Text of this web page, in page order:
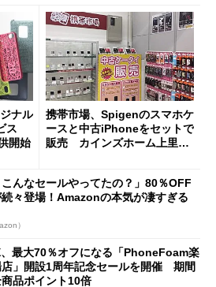
ナル
ス
開始
携帯市場、Spigenのスマホケ
ースと中古iPhoneをセットで
販売 カインズホーム上里本
こんなセールやってたの？」80％OFF
々登場！Amazonの本気が凄すぎる
）
最大70％オフになる「PhoneFoam楽
店」開設1周年記念セールを開催 期間
品ポイント10倍